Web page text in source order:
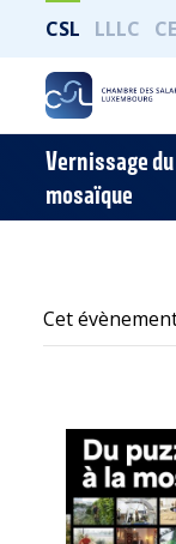
CSL LLLC
Vernissage du
mosaïque
Cet